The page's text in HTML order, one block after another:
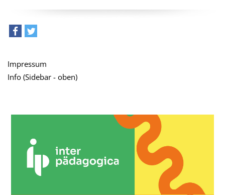
Impressum
Info (Sidebar - oben)